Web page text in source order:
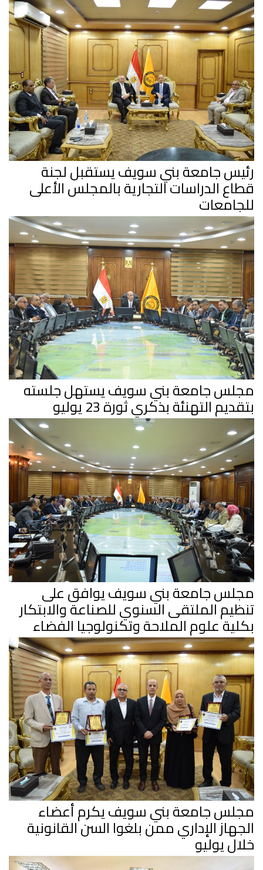
رئيس جامعة بني سويف يستقبل لجنة
قطاع الدراسات التجارية بالمجلس الأعلى
للجامعات
مجلس جامعة بني سويف يستهل جلسته
بتقديم التهنئة بذكري ثورة 23 يوليو
مجلس جامعة بني سويف يوافق على
تنظيم الملتقى السنوي للصناعة والابتكار
بكلية علوم الملاحة وتكنولوجيا الفضاء
مجلس جامعة بني سويف يكرم أعضاء
الجهاز الإداري ممن بلغوا السن القانونية
خلال يوليو